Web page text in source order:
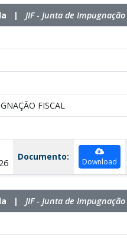
| JIF - Junta de
FISCAL
Documento: Download
| JIF - Junta de